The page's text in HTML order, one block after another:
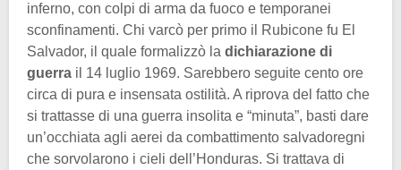
inferno, con colpi di arma da fuoco e temporanei
sconfinamenti. Chi varcò per primo il Rubicone fu El
Salvador, il quale formalizzò la dichiarazione di
guerra il 14 luglio 1969. Sarebbero seguite cento ore
circa di pura e insensata ostilità. A riprova del fatto che
si trattasse di una guerra insolita e “minuta”, basti dare
un’occhiata agli aerei da combattimento salvadoregni
che sorvolarono i cieli dell’Honduras. Si trattava di